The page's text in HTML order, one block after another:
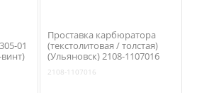
01
Проставка карбюратора
(текстолитовая / толстая)
(Ульяновск) 2108-1107016
2108-1107016